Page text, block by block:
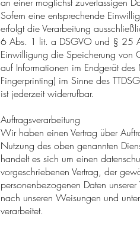
Sofern eine entsprechende
erfolgt die Verarbeitung
6 Abs. 1 lit. a DSGVO und § 25
Einwilligung die Speicherung von
auf Informationen im Endgerät des
Fingerprinting) im Sinne des
ist jederzeit widerrufbar.
Auftragsverarbeitung
Wir haben einen Vertrag über
Nutzung des oben genannten
handelt es sich um einen
vorgeschriebenen Vertrag, der
personenbezogenen Daten
nach unseren Weisungen und
verarbeitet.